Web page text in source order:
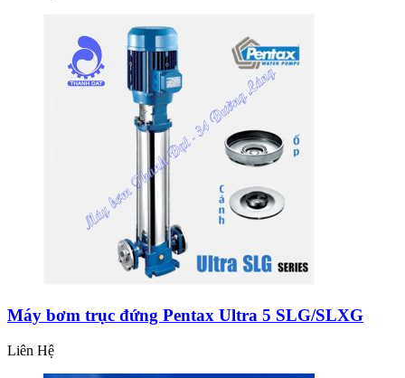
Máy bơm trục đứng Pentax Ultra 5 SLG/SLXG
Liên Hệ